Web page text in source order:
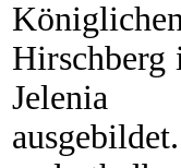
Hirschberg
Jelenia